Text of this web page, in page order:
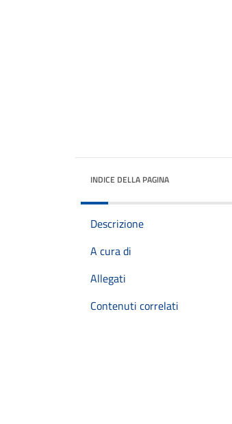
INDICE DELLA PAGINA
Descrizione
A cura di
Allegati
Contenuti correlati